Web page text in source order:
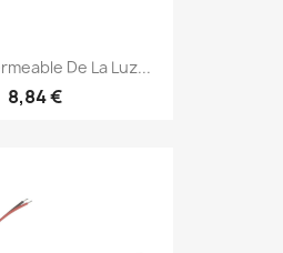
De La Luz...
8,84 €